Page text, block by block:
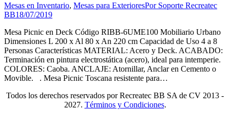
Mesas en Inventario, Mesas para ExterioresPor Soporte Recreatec
BB18/07/2019
Mesa Picnic en Deck Código RIBB-6UME100 Mobiliario Urbano
Dimensiones L 200 x Al 80 x An 220 cm Capacidad de Uso 4 a 8
Personas Características MATERIAL: Acero y Deck. ACABADO:
Terminación en pintura electrostática (acero), ideal para intemperie.
COLORES: Caoba. ANCLAJE: Atornillar, Anclar en Cemento o
Movible. . Mesa Picnic Toscana resistente para…
Todos los derechos reservados por Recreatec BB SA de CV 2013 -
2027. Términos y Condiciones.